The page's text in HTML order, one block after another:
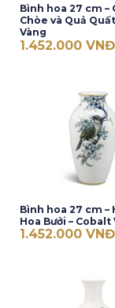
Bình hoa 27 cm –
Chòe và Quả
Vàng
1.452.000 VNĐ
Bình hoa 27 cm –
Hoa Bưởi – Cobalt
1.452.000 VNĐ